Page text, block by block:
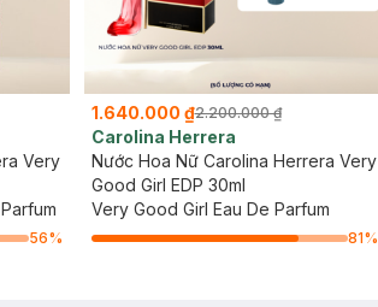
Very
56%
1.640.000 ₫2.200.000 ₫
Carolina Herrera
Nước Hoa Nữ Carolina Herrera Very
Good Girl EDP 30ml
Very Good Girl Eau De Parfum
81%